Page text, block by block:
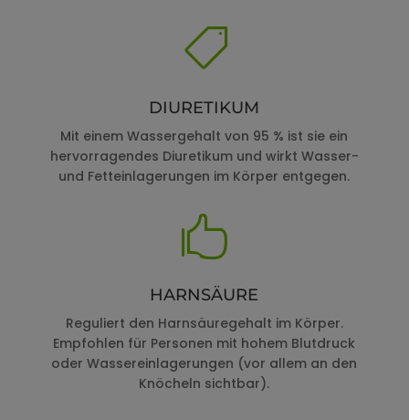

DIURETIKUM
Mit einem Wassergehalt von 95 % ist sie ein
hervorragendes Diuretikum und wirkt Wasser-
und Fetteinlagerungen im Körper entgegen.

HARNSÄURE
Reguliert den Harnsäuregehalt im Körper.
Empfohlen für Personen mit hohem Blutdruck
oder Wassereinlagerungen (vor allem an den
Knöcheln sichtbar).